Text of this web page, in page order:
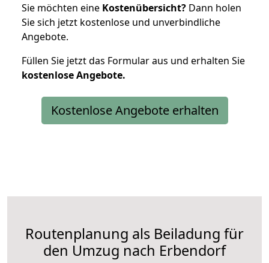
Sie möchten eine Kostenübersicht? Dann holen
Sie sich jetzt kostenlose und unverbindliche
Angebote.
Füllen Sie jetzt das Formular aus und erhalten Sie
kostenloseAngebote.
Kostenlose Angebote erhalten
Routenplanung als Beiladung für
den Umzug nach Erbendorf